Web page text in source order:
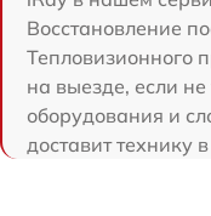
Восстановление
Тепловизионного
на выезде, если
оборудования и
доставит технику